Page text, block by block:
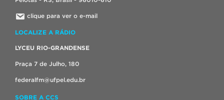
clique para ver o e-mail
LOCALIZE A RÁDIO
LYCEU RIO-GRANDENSE
Praça 7 de Julho, 180
federalfm@ufpel.edu.br
SOBRE A CCS